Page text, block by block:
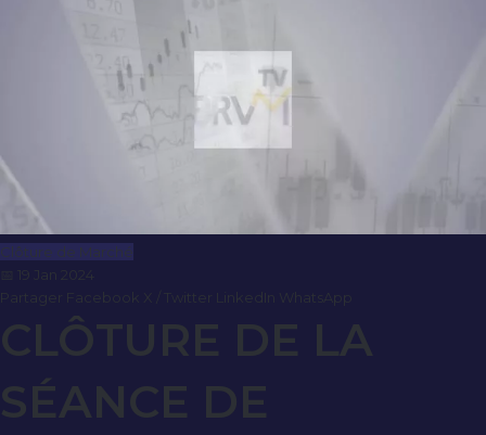
Clôture de Marché
CLÔTURE DE LA
SÉANCE DE